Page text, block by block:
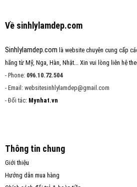
Về sinhlylamdep.com
Sinhlylamdep.com là website chuyên cung cấp
hãng từ Mỹ, Nga, Hàn, Nhật... Xin vui lòng liên hệ
- Phone: 096.10.72.504
- Email: websitesinhlylamdep@gmail.com
- Đối tác: Mynhat.vn
Thông tin chung
Giới thiệu
Hướng dẫn mua hàng